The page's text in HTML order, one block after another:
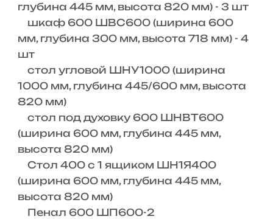
глубина 445 мм, высота 820 мм) - 3 шт
шкаф 600 ШВС600 (ширина 600
мм, глубина 300 мм, высота 718 мм) - 4
шт
стол угловой ШНУ1000 (ширина
1000 мм, глубина 445/600 мм, высота
820 мм)
стол под духовку 600 ШНВТ600
(ширина 600 мм, глубина 445 мм,
высота 820 мм)
Стол 400 с 1 ящиком ШН1Я400
(ширина 600 мм, глубина 445 мм,
высота 820 мм)
Пенал 600 ШП600-2